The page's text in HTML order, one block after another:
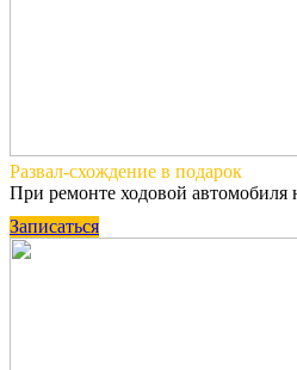
Развал-схождение в подарок
При ремонте ходовой автомобиля
Записаться